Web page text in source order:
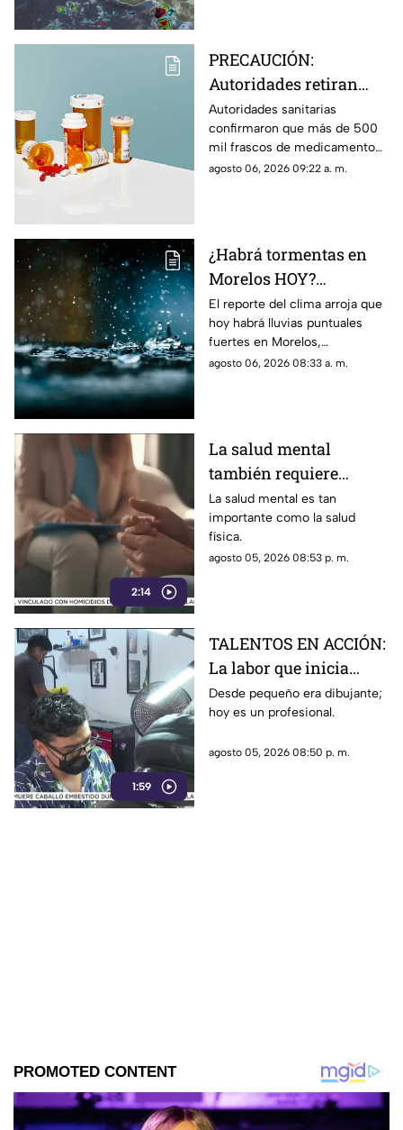
PRECAUCIÓN:
Autoridades retiran
más de 500 mil frascos
de medicamento para
la presión arterial que
podría desarrollar
Autoridades sanitarias
confirmaron que más de 500
mil frascos de medicamento
para la hipertensión fuero
agosto 06, 2026 09:22 a. m.
¿Habrá tormentas en
Morelos HOY?
Pronostican lluvias
puntuales fuertes con
descargas eléctricas en
estos municipios
El reporte del clima arroja que
hoy habrá lluvias puntuales
fuertes en Morelos,
acompañadas de actividad
agosto 06, 2026 08:33 a. m.
2:14
La salud mental
también requiere
atención
La salud mental es tan
importante como la salud
física.
agosto 05, 2026 08:53 p. m.
1:59
TALENTOS EN ACCIÓN:
La labor que inicia
desde la creatividad
Desde pequeño era dibujante;
hoy es un profesional.
agosto 05, 2026 08:50 p. m.